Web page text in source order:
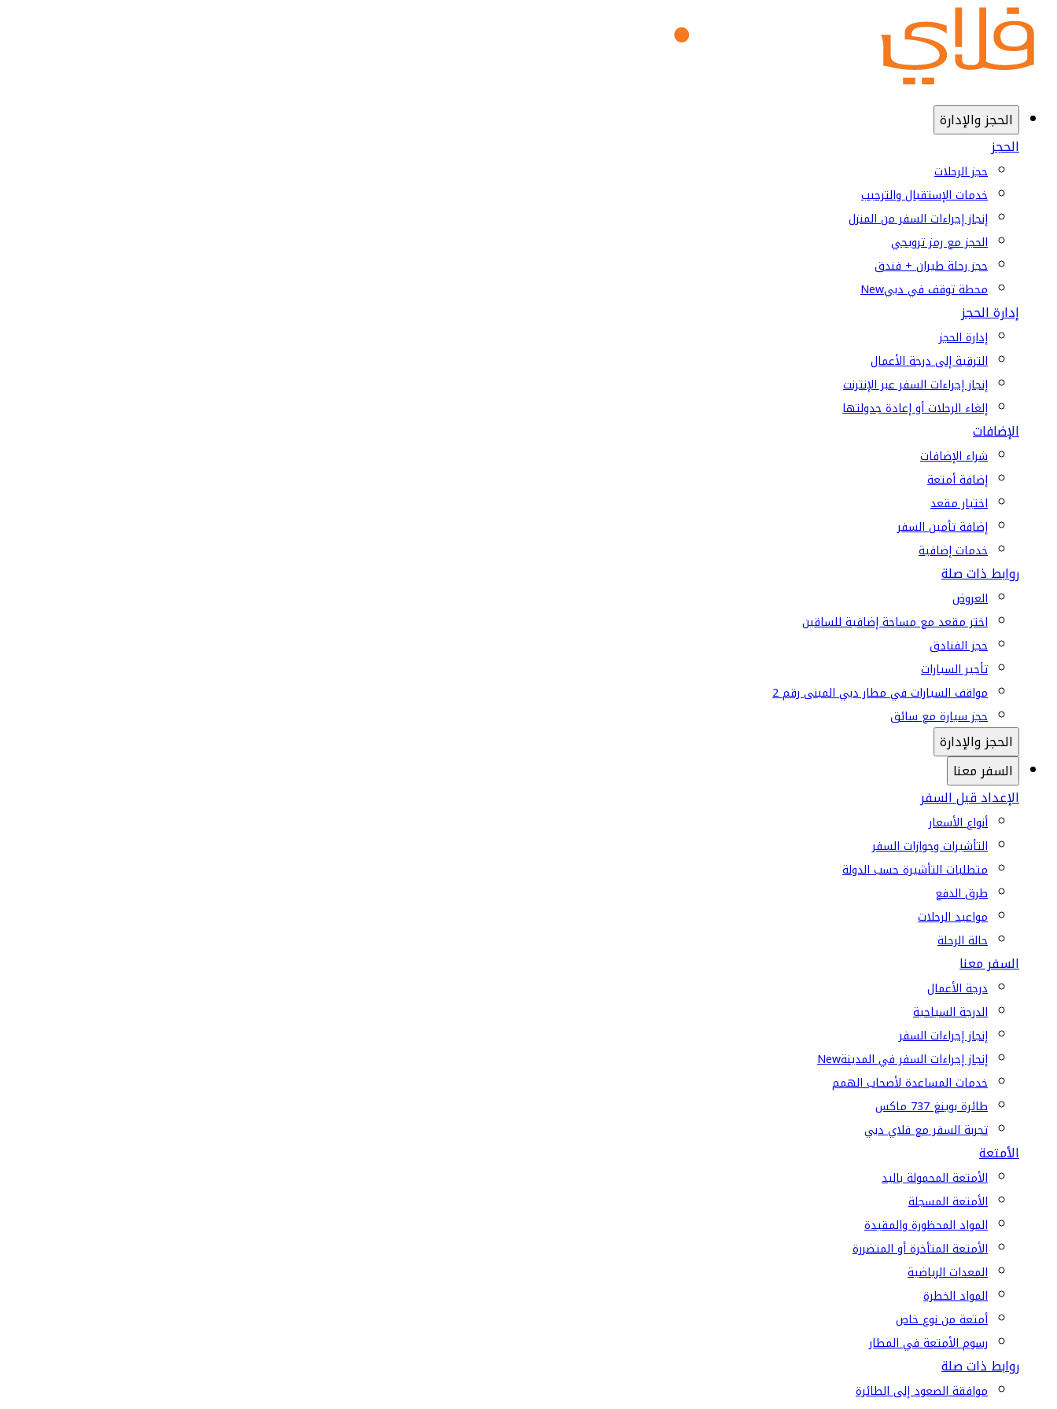
الحجز والإدارة
الحجز
حجز الرحلات
خدمات الإستقبال والترحيب
إنجاز إجراءات السفر من المنزل
الحجز مع رمز ترويجي
حجز رحلة طيران + فندق
محطة توقف في دبيNew
إدارة الحجز
إدارة الحجز
الترقية إلى درجة الأعمال
إنجاز إجراءات السفر عبر الإنترنت
إلغاء الرحلات أو إعادة جدولتها
الإضافات
شراء الإضافات
إضافة أمتعة
اختيار مقعد
إضافة تأمين السفر
خدمات إضافية
روابط ذات صلة
العروض
اختر مقعد مع مساحة إضافية للساقين
حجز الفنادق
تأجير السيارات
مواقف السيارات في مطار دبي المبنى رقم 2
حجز سيارة مع سائق
الحجز والإدارة
السفر معنا
الإعداد قبل السفر
أنواع الأسعار
التأشيرات وجوازات السفر
متطلبات التأشيرة حسب الدولة
طرق الدفع
مواعيد الرحلات
حالة الرحلة
السفر معنا
درجة الأعمال
الدرجة السياحية
إنجاز إجراءات السفر
إنجاز إجراءات السفر في المدينةNew
خدمات المساعدة لأصحاب الهمم
طائرة بوينغ 737 ماكس
تجربة السفر مع فلاي دبي
الأمتعة
الأمتعة المحمولة باليد
الأمتعة المسجلة
المواد المحظورة والمقيدة
الأمتعة المتأخرة أو المتضررة
المعدات الرياضية
المواد الخطرة
أمتعة من نوع خاص
رسوم الأمتعة في المطار
روابط ذات صلة
موافقة الصعود إلى الطائرة